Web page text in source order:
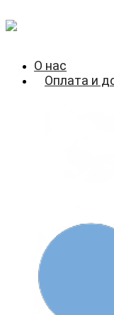
О нас
Оплата и